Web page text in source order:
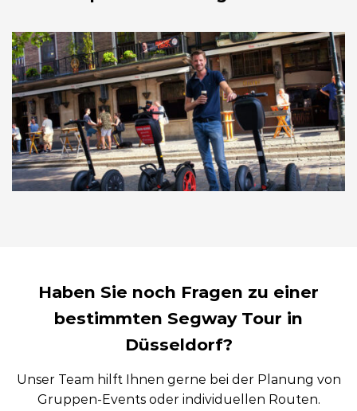
Haben Sie noch Fragen zu einer
bestimmten Segway Tour in
Düsseldorf?
Unser Team hilft Ihnen gerne bei der Planung von
Gruppen-Events oder individuellen Routen.